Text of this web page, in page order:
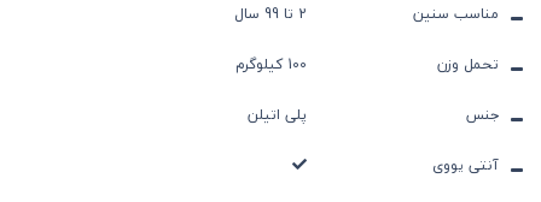
مناسب سنین
2 تا 99 سال
تحمل وزن
100 کیلوگرم
جنس
پلی اتیلن
آنتی یووی